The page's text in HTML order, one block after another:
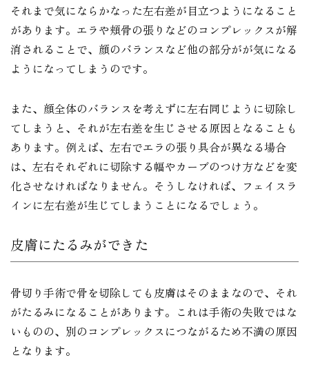
それまで気にならかなった左右差が目立つようになること
があります。エラや頬骨の張りなどのコンプレックスが解
消されることで、顔のバランスなど他の部分がが気になる
ようになってしまうのです。
また、顔全体のバランスを考えずに左右同じように切除し
てしまうと、それが左右差を生じさせる原因となることも
あります。例えば、左右でエラの張り具合が異なる場合
は、左右それぞれに切除する幅やカーブのつけ方などを変
化させなければなりません。そうしなければ、フェイスラ
インに左右差が生じてしまうことになるでしょう。
皮膚にたるみができた
骨切り手術で骨を切除しても皮膚はそのままなので、それ
がたるみになることがあります。これは手術の失敗ではな
いものの、別のコンプレックスにつながるため不満の原因
となります。